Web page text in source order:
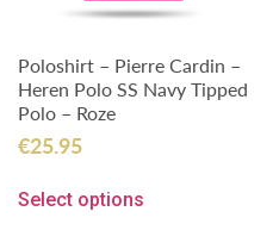
Poloshirt – Pierre Cardin –
Heren Polo SS Navy Tipped
Polo – Roze
€25.95
Select options